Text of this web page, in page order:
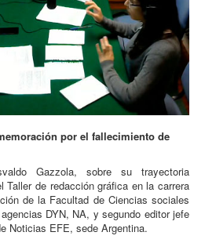
por el fallecimiento de
Gazzola, sobre su trayectoria
Taller de redacción gráfica en la carrera
de la Facultad de Ciencias sociales
DYN, NA, y segundo editor jefe
Noticias EFE, sede Argentina.